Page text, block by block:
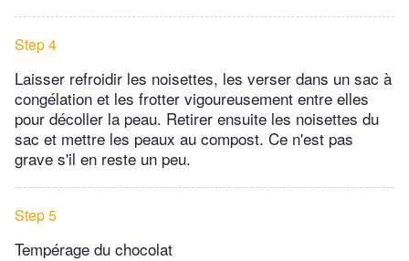
Step 4
Laisser refroidir les noisettes, les verser dans un sac à
congélation et les frotter vigoureusement entre elles
pour décoller la peau. Retirer ensuite les noisettes du
sac et mettre les peaux au compost. Ce n'est pas
grave s'il en reste un peu.
Step 5
Tempérage du chocolat